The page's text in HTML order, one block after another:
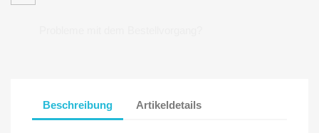
Beschreibung Artikeldetails